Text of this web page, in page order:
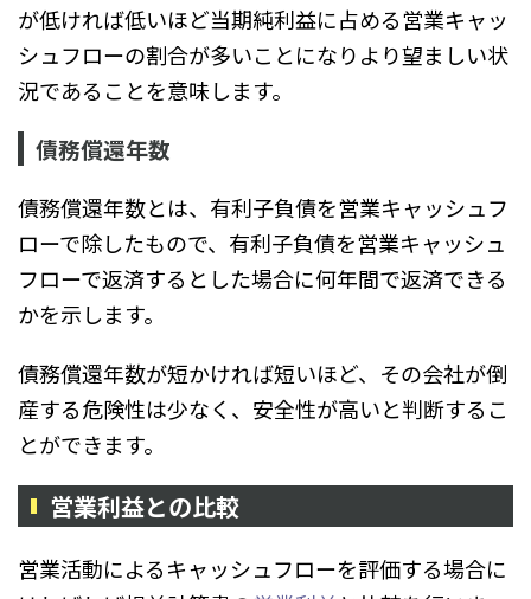
が低ければ低いほど当期純利益に占める営業キャッ
シュフローの割合が多いことになりより望ましい状
況であることを意味します。
債務償還年数
債務償還年数とは、有利子負債を営業キャッシュフ
ローで除したもので、有利子負債を営業キャッシュ
フローで返済するとした場合に何年間で返済できる
かを示します。
債務償還年数が短かければ短いほど、その会社が倒
産する危険性は少なく、安全性が高いと判断するこ
とができます。
営業利益との比較
営業活動によるキャッシュフローを評価する場合に